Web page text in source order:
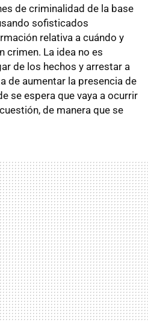
de criminalidad de la base
sofisticados
relativa a cuándo y
crimen. La idea no es
de los hechos y arrestar a
de aumentar la presencia de
se espera que vaya a ocurrir
de manera que se